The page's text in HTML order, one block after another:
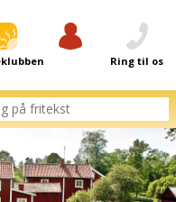
Ring til os